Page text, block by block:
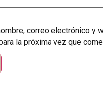
correo electrónico y
la próxima vez que